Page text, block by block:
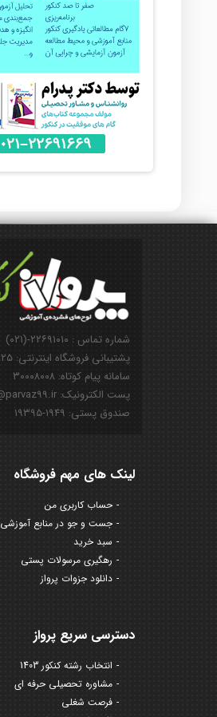
شماره تماس : ۲۲۶۹۱۰۱۰-(۰۲۱)
پشتیبانی فروشگاه اینترنتی: ۰۹۱۲۸۵۰۱۱۲۵
سامانه پیام کوتاه: ۳۰۰۰۸۰۰۸
پست الکترونیک: info@parvaz99.ir
صندوق پستی: ۱۹۴۹-۱۹۳۹۵
لینک های مهم فروشگاه
حساب کاربری من
جست و جو در منابع آموزشی
سبد خرید
رهگیری مرسولات پستی
دانلود جزوات پرواز
دسترسی سریع پرواز
انتخاب رشته کنکور 1403
مشاوره تحصیلی حرفه ای
فرصت شغلی